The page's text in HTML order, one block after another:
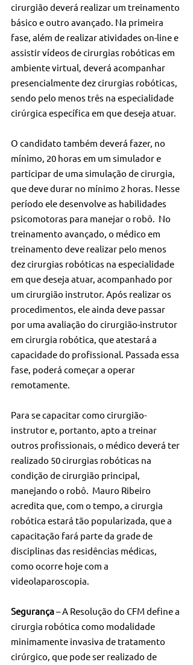
cirurgião deverá realizar um treinamento
básico e outro avançado. Na primeira
fase, além de realizar atividades on-line e
assistir vídeos de cirurgias robóticas em
ambiente virtual, deverá acompanhar
presencialmente dez cirurgias robóticas,
sendo pelo menos três na especialidade
cirúrgica específica em que deseja atuar.
O candidato também deverá fazer, no
mínimo, 20 horas em um simulador e
participar de uma simulação de cirurgia,
que deve durar no mínimo 2 horas. Nesse
período ele desenvolve as habilidades
psicomotoras para manejar o robô.  No
treinamento avançado, o médico em
treinamento deve realizar pelo menos
dez cirurgias robóticas na especialidade
em que deseja atuar, acompanhado por
um cirurgião instrutor. Após realizar os
procedimentos, ele ainda deve passar
por uma avaliação do cirurgião-instrutor
em cirurgia robótica, que atestará a
capacidade do profissional. Passada essa
fase, poderá começar a operar
remotamente.
Para se capacitar como cirurgião-
instrutor e, portanto, apto a treinar
outros profissionais, o médico deverá ter
realizado 50 cirurgias robóticas na
condição de cirurgião principal,
manejando o robô.  Mauro Ribeiro
acredita que, com o tempo, a cirurgia
robótica estará tão popularizada, que a
capacitação fará parte da grade de
disciplinas das residências médicas,
como ocorre hoje com a
videolaparoscopia.
Segurança – A Resolução do CFM define a
cirurgia robótica como modalidade
minimamente invasiva de tratamento
cirúrgico, que pode ser realizado de